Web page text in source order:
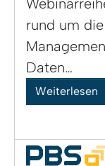
rund um
Daten…
Weiterlesen